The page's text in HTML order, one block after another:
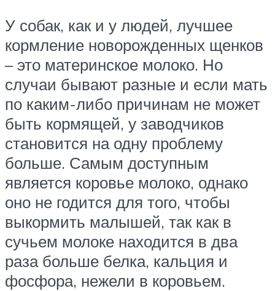
У собак, как и у людей, лучшее
кормление новорожденных щенков
– это материнское молоко. Но
случаи бывают разные и если мать
по каким-либо причинам не может
быть кормящей, у заводчиков
становится на одну проблему
больше. Самым доступным
является коровье молоко, однако
оно не годится для того, чтобы
выкормить малышей, так как в
сучьем молоке находится в два
раза больше белка, кальция и
фосфора, нежели в коровьем.